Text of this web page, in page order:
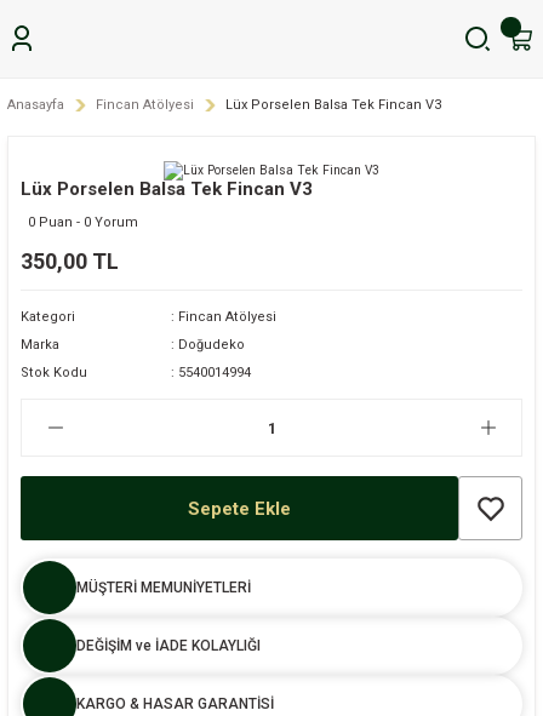
Anasayfa Fincan Atölyesi Lüx Porselen Balsa Tek Fincan V3
Lüx Porselen Balsa Tek Fincan V3
0 Puan - 0 Yorum
350,00 TL
Kategori
Fincan Atölyesi
Marka
Doğudeko
Stok Kodu
5540014994
Sepete Ekle
MÜŞTERİ MEMUNİYETLERİ
DEĞİŞİM ve İADE KOLAYLIĞI
KARGO & HASAR GARANTİSİ